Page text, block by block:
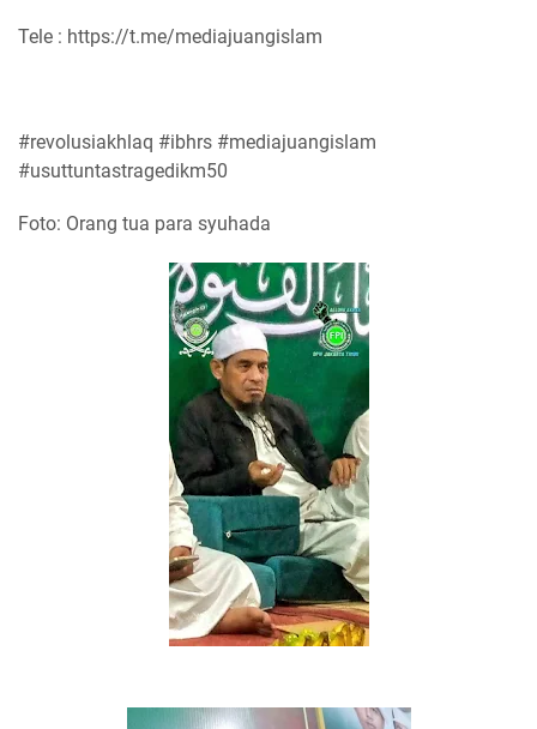
Tele : https://t.me/mediajuangislam
#revolusiakhlaq #ibhrs #mediajuangislam
#usuttuntastragedikm50
Foto: Orang tua para syuhada